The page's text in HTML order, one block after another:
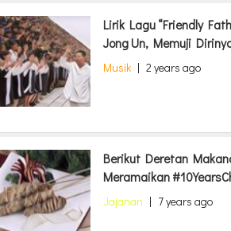
Lirik Lagu “Friendly
Jong Un, Memuji
Musik | 2 years ago
Berikut Deretan
Meramaikan
Jajanan | 7 years ago